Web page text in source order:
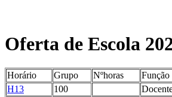
Oferta de Escola
Horário Grupo Nºhoras Função
H13
100